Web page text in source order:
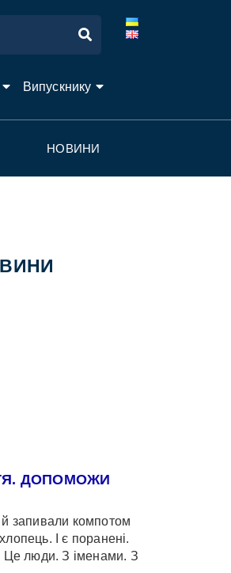
Випускнику
НОВИНИ
ДОПОМОЖИ
запивали компотом
І є поранені.
Це люди. З іменами. З